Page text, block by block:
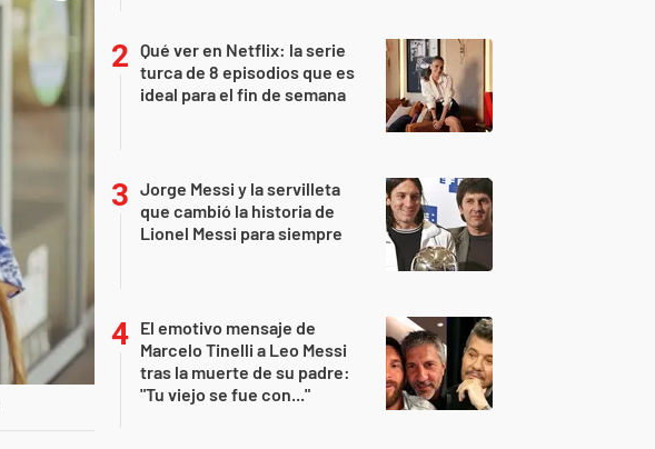
Qué ver en Netflix: la serie
turca de 8 episodios que es
ideal para el fin de semana
Jorge Messi y la servilleta
que cambió la historia de
Lionel Messi para siempre
El emotivo mensaje de
Marcelo Tinelli a Leo Messi
tras la muerte de su padre:
"Tu viejo se fue con..."